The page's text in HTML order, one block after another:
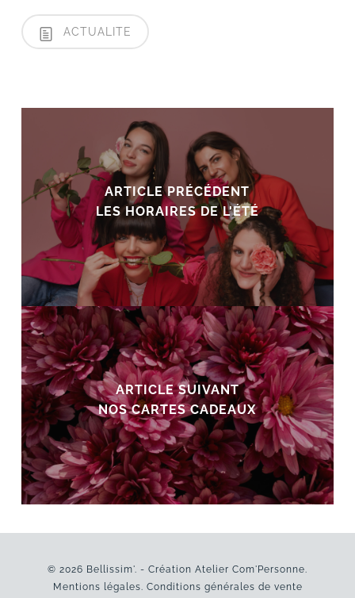
ACTUALITE
ARTICLE PRÉCÉDENT
LES HORAIRES DE L'ÉTÉ
ARTICLE SUIVANT
NOS CARTES CADEAUX
© 2026 Bellissim'. - Création Atelier Com'Personne.
Mentions légales. Conditions générales de vente